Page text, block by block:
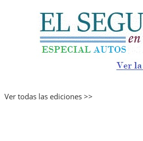
Ver todas las ediciones >>